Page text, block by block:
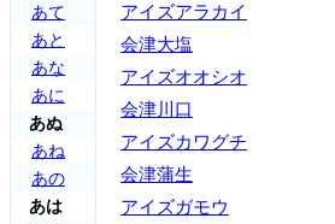
あて
あと
あな
あに
あぬ
あね
あの
あは
アイズアラカイ
会津大塩
アイズオオシオ
会津川口
アイズカワグチ
会津蒲生
アイズガモウ